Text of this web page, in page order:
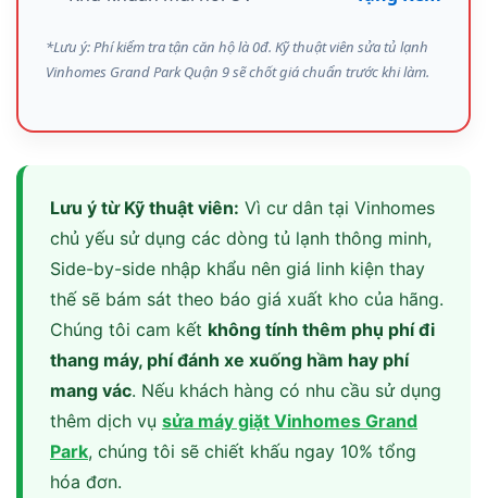
*Lưu ý: Phí kiểm tra tận căn hộ là 0đ. Kỹ thuật viên sửa tủ lạnh
Vinhomes Grand Park Quận 9 sẽ chốt giá chuẩn trước khi làm.
Lưu ý từ Kỹ thuật viên: Vì cư dân tại Vinhomes
chủ yếu sử dụng các dòng tủ lạnh thông minh,
Side-by-side nhập khẩu nên giá linh kiện thay
thế sẽ bám sát theo báo giá xuất kho của hãng.
Chúng tôi cam kết không tính thêm phụ phí đi
thang máy, phí đánh xe xuống hầm hay phí
mang vác. Nếu khách hàng có nhu cầu sử dụng
thêm dịch vụ sửa máy giặt Vinhomes Grand
Park, chúng tôi sẽ chiết khấu ngay 10% tổng
hóa đơn.